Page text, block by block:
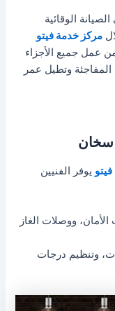
الوقائية
مركز خدمة فيتو
عمل جميع الأجزاء
المفاجئة وتطيل عمر
سخان
يوفر الفنيين
ووصلات الغاز
وتنظيم درجات